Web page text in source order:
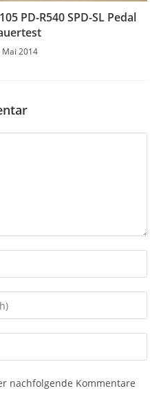
PD-R540 SPD-SL Pedal
Mai 2014
nachfolgende Kommentare